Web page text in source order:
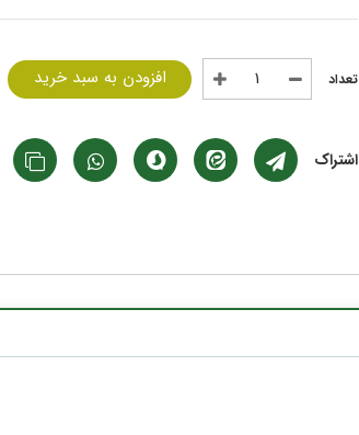
افزودن به سبد خرید
اشتراک